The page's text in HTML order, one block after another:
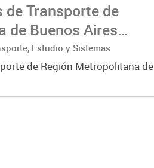
de Transporte de
de Buenos Aires
Estudio y Sistemas
de Región Metropolitana de